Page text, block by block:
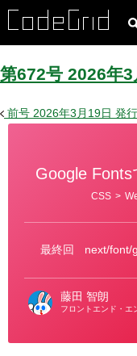
第672号 2026年3
前号 2026年3月19日 発行
Google
CSS >
最終回 next/font/
藤田 智朗
フロントエンド・エ